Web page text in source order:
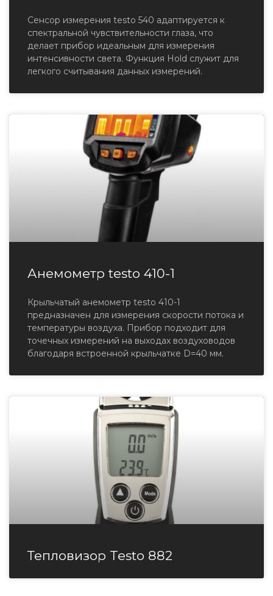
Сенсор измерения testo 540 адаптируется к
спектральной чувствительности глаза, что
делает прибор идеальным для измерения
интенсивности света. Функция Hold служит для
легкого считывания данных измерений.
Анемометр testo 410-1
Крыльчатый анемометр testo 410-1
предназначен для измерения скорости потока и
температуры воздуха. Прибор подходит для
точечных измерений на выходах воздуховодов
благодаря встроенной крыльчатке D=40 мм.
Тепловизор Testo 882